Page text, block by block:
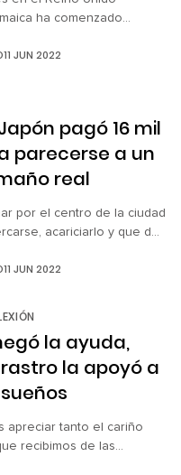
ha comenzado
que la reina Isabel II
anunció al parlamento
11 JUN 2022
pagó 16 mil
parecerse a un
real
por el centro de la ciudad
acariciarlo y que de
viviéramos en Japón y
perros, pues estuvo
11 JUN 2022
la ayuda,
la apoyó a
apreciar tanto el cariño
recibimos de las